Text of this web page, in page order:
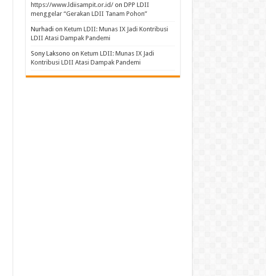
https://www.ldiisampit.or.id/on DPP LDII
menggelar “Gerakan LDII Tanam Pohon”
Nurhadi on Ketum LDII: Munas IX Jadi Kontribusi
LDII Atasi Dampak Pandemi
Sony Laksono on Ketum LDII: Munas IX Jadi
Kontribusi LDII Atasi Dampak Pandemi